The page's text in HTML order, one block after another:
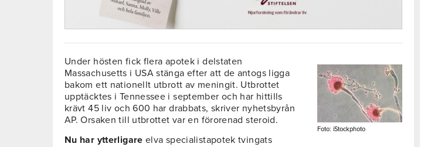
Foto: iStockphoto
Under hösten fick flera apotek i delstaten
Massachusetts i USA stänga efter att de antogs ligga
bakom ett nationellt utbrott av meningit. Utbrottet
upptäcktes i Tennessee i september och har hittills
krävt 45 liv och 600 har drabbats, skriver nyhetsbyrån
AP. Orsaken till utbrottet var en förorenad steroid.
Nu har ytterligare elva specialistapotek tvingats